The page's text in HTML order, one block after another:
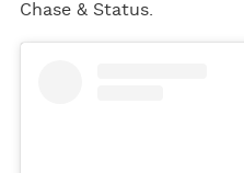
Chase & Status.